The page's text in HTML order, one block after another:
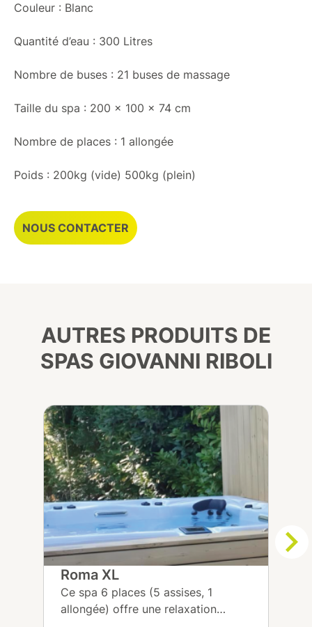
Couleur : Blanc
Quantité d’eau : 300 Litres
Nombre de buses : 21 buses de massage
Taille du spa : 200 x 100 x 74 cm
Nombre de places : 1 allongée
Poids : 200kg (vide) 500kg (plein)
NOUS CONTACTER
AUTRES PRODUITS DE
SPAS GIOVANNI RIBOLI
Roma XL
Ce spa 6 places (5 assises, 1
allongée) offre une relaxation